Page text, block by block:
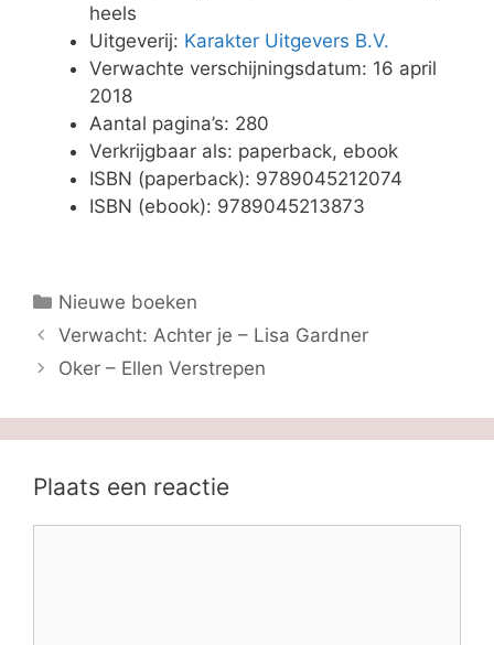
heels
Uitgeverij: Karakter Uitgevers B.V.
Verwachte verschijningsdatum: 16 april
2018
Aantal pagina’s: 280
Verkrijgbaar als: paperback, ebook
ISBN (paperback): 9789045212074
ISBN (ebook): 9789045213873
Categorieën
Nieuwe boeken
Verwacht: Achter je – Lisa Gardner
Oker – Ellen Verstrepen
Plaats een reactie